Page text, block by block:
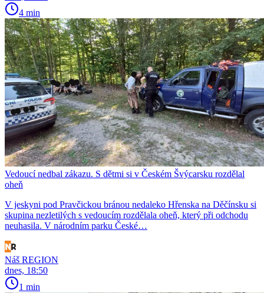
4 min
Vedoucí nedbal zákazu. S dětmi si v Českém Švýcarsku rozdělal
oheň
V jeskyni pod Pravčickou bránou nedaleko Hřenska na Děčínsku si
skupina nezletilých s vedoucím rozdělala oheň, který při odchodu
neuhasila. V národním parku České…
Náš REGION
dnes, 18:50
1 min